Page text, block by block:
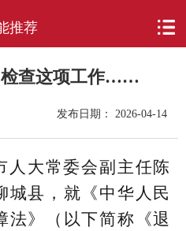
推荐
检查这项工作……
发布日期： 2026-04-14
人大常委会副主任陈
城县，就《中华人民
法》（以下简称《退